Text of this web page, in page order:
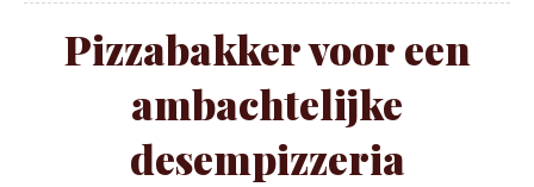
Pizzabakker voor een
ambachtelijke
desempizzeria